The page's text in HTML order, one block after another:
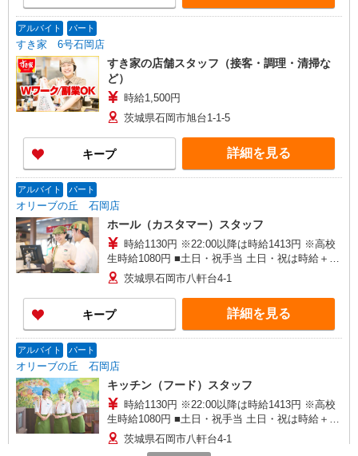
アルバイト パート
すき家 6号石岡店
すき家の店舗スタッフ（接客・調理・清掃な
ど）
時給1,500円
茨城県石岡市旭台1-1-5
キープ 詳細を見る
アルバイト パート
オリーブの丘 石岡店
ホール（カスタマー）スタッフ
時給1130円 ※22:00以降は時給1413円 ※高校
生時給1080円 ■土日・祝手当 土日・祝は時給＋
100円茨城県石岡市八軒台4-1
キープ 詳細を見る
アルバイト パート
オリーブの丘 石岡店
キッチン（フード）スタッフ
時給1130円 ※22:00以降は時給1413円 ※高校
生時給1080円 ■土日・祝手当 土日・祝は時給＋
100円茨城県石岡市八軒台4-1